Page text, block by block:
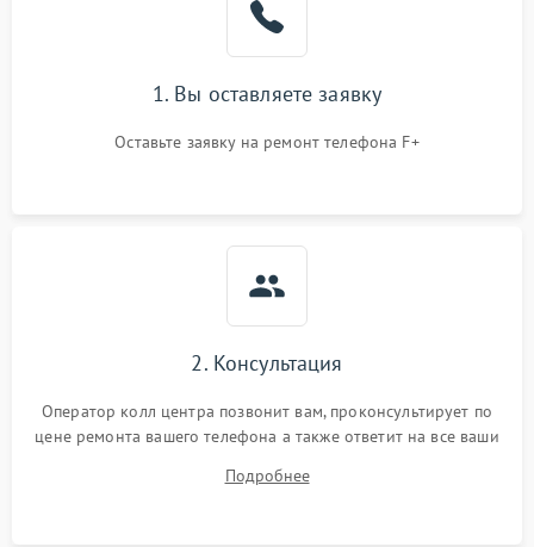
1. Вы оставляете заявку
Оставьте заявку на ремонт телефона F+
2. Консультация
Оператор колл центра позвонит вам, проконсультирует по
цене ремонта вашего телефона а также ответит на все ваши
Подробнее